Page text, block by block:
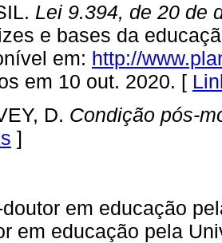
Lei 9.394, de 20 de
e bases da
em: http://
em 10 out. 2020. [
D. Condição pós-
]
em educação
em educação pela